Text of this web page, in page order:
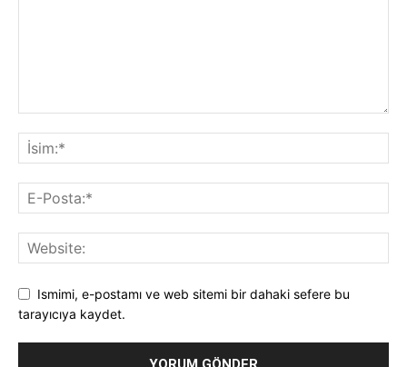
Ismimi, e-postamı ve web sitemi bir dahaki sefere bu
tarayıcıya kaydet.